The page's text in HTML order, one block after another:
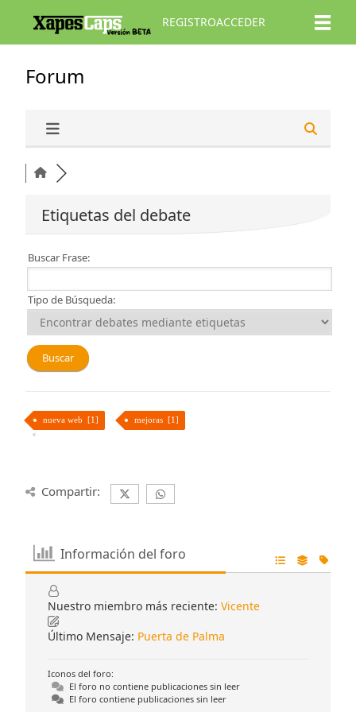
REGISTROACCEDER
Forum
Etiquetas del debate
Buscar Frase:
Tipo de Búsqueda:
nueva web [1] mejoras [1]
Compartir:
Información del foro
Nuestro miembro más reciente: Vicente
Último Mensaje: Puerta de Palma
Iconos del foro:
El foro no contiene publicaciones sin leer
El foro contiene publicaciones sin leer